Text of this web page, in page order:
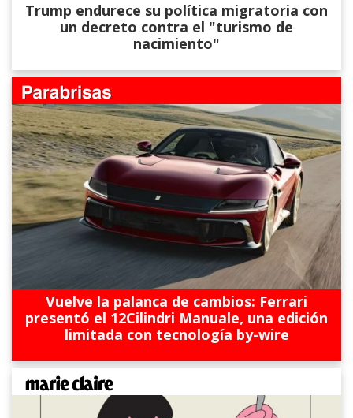
Trump endurece su política migratoria con
un decreto contra el "turismo de
nacimiento"
Vuelve la palanca de cambios: Ferrari
presentó el 12Cilindri Manuale, una edición
limitada con tecnología by-wire